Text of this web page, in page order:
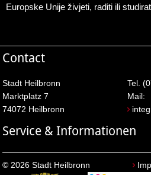
Europske Unije živjeti, raditi ili
Contact
Stadt Heilbronn
Marktplatz 7
74072 Heilbronn
Tel.
Mail:
Service & Informationen
© 2026 Stadt Heilbronn